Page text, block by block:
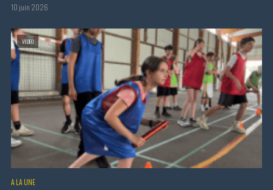
10 juin 2026
VIDÉO
A LA UNE